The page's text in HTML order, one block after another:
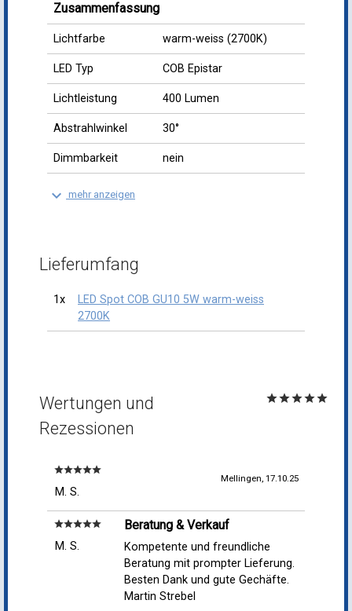
Zusammenfassung
Lichtfarbe warm-weiss (2700K)
LED Typ COB Epistar
Lichtleistung 400 Lumen
Abstrahlwinkel 30°
Dimmbarkeit nein
keyboard_arrow_down mehr anzeigen
Lieferumfang
1x
LED Spot COB GU10 5W warm-weiss
2700K
Wertungen und
Rezessionen
starstarstarstarstar
starstarstarstarstar
M. S.
Mellingen, 17.10.25
starstarstarstarstar
M. S.
Beratung & Verkauf
Kompetente und freundliche
Beratung mit prompter Lieferung.
Besten Dank und gute Gechäfte.
Martin Strebel